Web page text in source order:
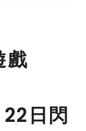
戲
日閃